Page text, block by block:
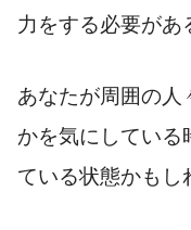
力をする必要があ
あなたが周囲の人
かを気にしている
ている状態かもし